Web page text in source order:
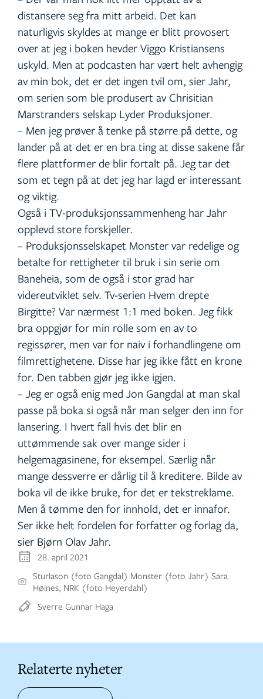
28. april 2021
Sturlason (foto Gangdal) Monster (foto Jahr) Sara
Høines, NRK (foto Heyerdahl)
Sverre Gunnar Haga
distansere seg fra mitt arbeid. Det kan
naturligvis skyldes at mange er blitt provosert
over at jeg i boken hevder Viggo Kristiansens
uskyld. Men at podcasten har vært helt avhengig
av min bok, det er det ingen tvil om, sier Jahr,
om serien som ble produsert av Chrisitian
Marstranders selskap Lyder Produksjoner.
– Men jeg prøver å tenke på større på dette, og
lander på at det er en bra ting at disse sakene får
flere plattformer de blir fortalt på. Jeg tar det
som et tegn på at det jeg har lagd er interessant
og viktig.
Også i TV-produksjonssammenheng har Jahr
opplevd store forskjeller.
– Produksjonsselskapet Monster var redelige og
betalte for rettigheter til bruk i sin serie om
Baneheia, som de også i stor grad har
videreutviklet selv. Tv-serien Hvem drepte
Birgitte? Var nærmest 1:1 med boken. Jeg fikk
bra oppgjør for min rolle som en av to
regissører, men var for naiv i forhandlingene om
filmrettighetene. Disse har jeg ikke fått en krone
for. Den tabben gjør jeg ikke igjen.
– Jeg er også enig med Jon Gangdal at man skal
passe på boka si også når man selger den inn for
lansering. I hvert fall hvis det blir en
uttømmende sak over mange sider i
helgemagasinene, for eksempel. Særlig når
mange dessverre er dårlig til å kreditere. Bilde av
boka vil de ikke bruke, for det er tekstreklame.
Men å tømme den for innhold, det er innafor.
Ser ikke helt fordelen for forfatter og forlag da,
sier Bjørn Olav Jahr.
Relaterte nyheter